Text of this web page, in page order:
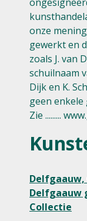
onze
gewerkt en
zoals J. van
schuilnaam
Dijk en K.
geen
Zie .........
Delfgaauw,
Delfgaauw
Collectie